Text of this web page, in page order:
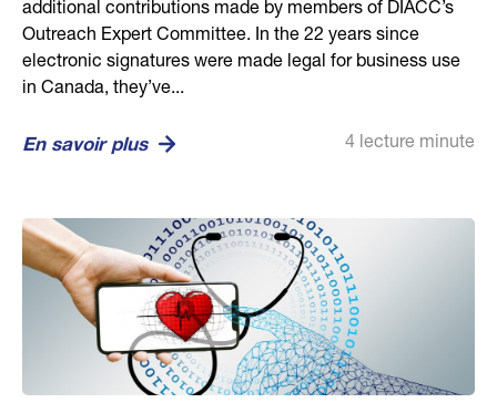
additional contributions made by members of DIACC’s
Outreach Expert Committee. In the 22 years since
electronic signatures were made legal for business use
in Canada, they’ve...
En savoir plus 4 lecture minute